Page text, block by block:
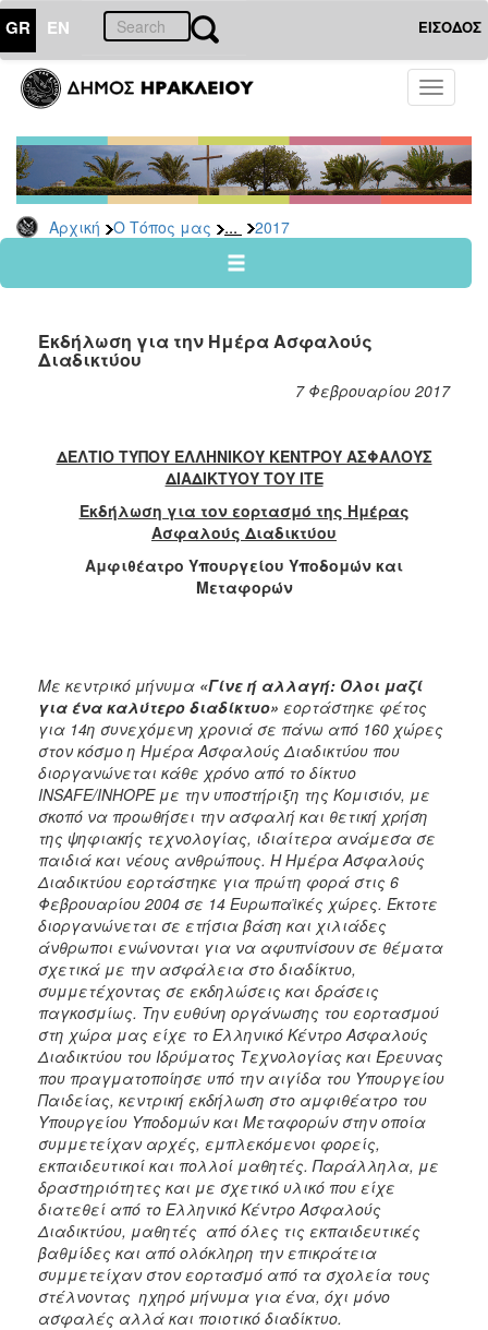
GR EN ΕΙΣΟΔΟΣ
Toggle
Αρχική Ο Τόπος μας ... 2017
ΤΟΠΟΣ
ΜΑΣ
Ανακοινώσεις
Αρχείο
2026
2024
2022
2019
2017
ΔΗΜΟΣ
ΠΟΛΙΤΙΣΜΟΣ
ΑΝΘΕΚΤΙΚΗ
ΠΟΛΗ
Εκδήλωση για την Ημέρα Ασφαλούς
Διαδικτύου
7 Φεβρουαρίου 2017
ΔΕΛΤΙΟ ΤΥΠΟΥ ΕΛΛΗΝΙΚΟΥ ΚΕΝΤΡΟΥ ΑΣΦΑΛΟΥΣ
ΔΙΑΔΙΚΤΥΟΥ ΤΟΥ ΙΤΕ
Εκδήλωση για τον εορτασμό της Ημέρας
Ασφαλούς Διαδικτύου
Αμφιθέατρο Υπουργείου Υποδομών και
Μεταφορών
Με κεντρικό μήνυμα «Γίνε ή αλλαγή: Όλοι μαζί
για ένα καλύτερο διαδίκτυο» εορτάστηκε φέτος
για 14η συνεχόμενη χρονιά σε πάνω από 160 χώρες
στον κόσμο η Ημέρα Ασφαλούς Διαδικτύου που
διοργανώνεται κάθε χρόνο από το δίκτυο
INSAFE/INHOPE με την υποστήριξη της Κομισιόν, με
σκοπό να προωθήσει την ασφαλή και θετική χρήση
της ψηφιακής τεχνολογίας, ιδιαίτερα ανάμεσα σε
παιδιά και νέους ανθρώπους. Η Ημέρα Ασφαλούς
Διαδικτύου εορτάστηκε για πρώτη φορά στις 6
Φεβρουαρίου 2004 σε 14 Ευρωπαϊκές χώρες. Έκτοτε
διοργανώνεται σε ετήσια βάση και χιλιάδες
άνθρωποι ενώνονται για να αφυπνίσουν σε θέματα
σχετικά με την ασφάλεια στο διαδίκτυο,
συμμετέχοντας σε εκδηλώσεις και δράσεις
παγκοσμίως. Την ευθύνη οργάνωσης του εορτασμού
στη χώρα μας είχε το Ελληνικό Κέντρο Ασφαλούς
Διαδικτύου του Ιδρύματος Τεχνολογίας και Έρευνας
που πραγματοποίησε υπό την αιγίδα του Υπουργείου
Παιδείας, κεντρική εκδήλωση στο αμφιθέατρο του
Υπουργείου Υποδομών και Μεταφορών στην οποία
συμμετείχαν αρχές, εμπλεκόμενοι φορείς,
εκπαιδευτικοί και πολλοί μαθητές. Παράλληλα, με
δραστηριότητες και με σχετικό υλικό που είχε
διατεθεί από το Ελληνικό Κέντρο Ασφαλούς
Διαδικτύου, μαθητές από όλες τις εκπαιδευτικές
βαθμίδες και από ολόκληρη την επικράτεια
συμμετείχαν στον εορτασμό από τα σχολεία τους
στέλνοντας ηχηρό μήνυμα για ένα, όχι μόνο
ασφαλές αλλά και ποιοτικό διαδίκτυο.